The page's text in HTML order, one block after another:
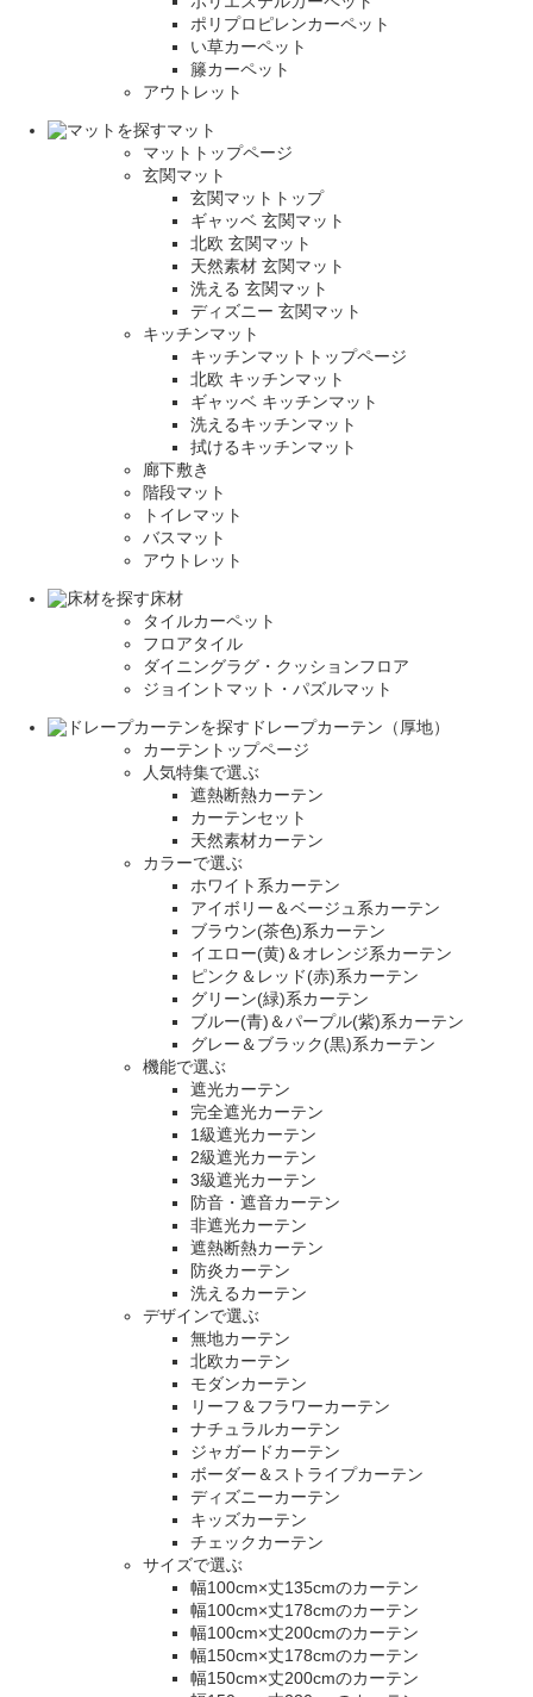
ポリプロピレンカーペット
い草カーペット
籐カーペット
アウトレット
マット
マットトップページ
玄関マット
玄関マットトップ
ギャッベ 玄関マット
北欧 玄関マット
天然素材 玄関マット
洗える 玄関マット
ディズニー 玄関マット
キッチンマット
キッチンマットトップページ
北欧 キッチンマット
ギャッベ キッチンマット
洗えるキッチンマット
拭けるキッチンマット
廊下敷き
階段マット
トイレマット
バスマット
アウトレット
床材
タイルカーペット
フロアタイル
ダイニングラグ・クッションフロア
ジョイントマット・パズルマット
ドレープカーテン（厚地）
カーテントップページ
人気特集で選ぶ
遮熱断熱カーテン
カーテンセット
天然素材カーテン
カラーで選ぶ
ホワイト系カーテン
アイボリー＆ベージュ系カーテン
ブラウン(茶色)系カーテン
イエロー(黄)＆オレンジ系カーテン
ピンク＆レッド(赤)系カーテン
グリーン(緑)系カーテン
ブルー(青)＆パープル(紫)系カーテン
グレー＆ブラック(黒)系カーテン
機能で選ぶ
遮光カーテン
完全遮光カーテン
1級遮光カーテン
2級遮光カーテン
3級遮光カーテン
防音・遮音カーテン
非遮光カーテン
遮熱断熱カーテン
防炎カーテン
洗えるカーテン
デザインで選ぶ
無地カーテン
北欧カーテン
モダンカーテン
リーフ＆フラワーカーテン
ナチュラルカーテン
ジャガードカーテン
ボーダー＆ストライプカーテン
ディズニーカーテン
キッズカーテン
チェックカーテン
サイズで選ぶ
幅100cm×丈135cmのカーテン
幅100cm×丈178cmのカーテン
幅100cm×丈200cmのカーテン
幅150cm×丈178cmのカーテン
幅150cm×丈200cmのカーテン